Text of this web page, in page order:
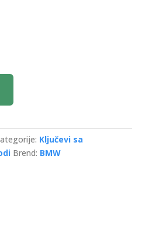
Ključevi sa
Brend: BMW